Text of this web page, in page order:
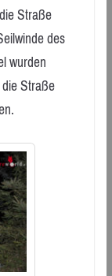
Straße
des
wurden
Straße